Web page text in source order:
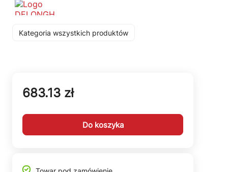
Kategoria wszystkich produktów
683.13 zł
Do koszyka